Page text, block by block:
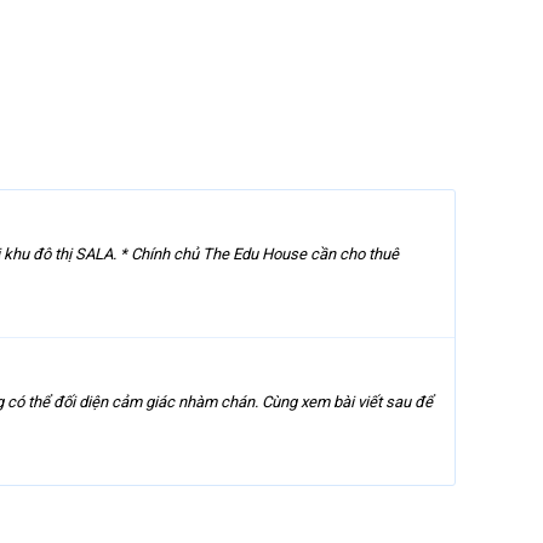
đô thị SALA. * Chính chủ The Edu House cần cho thuê
có thể đối diện cảm giác nhàm chán. Cùng xem bài viết sau để